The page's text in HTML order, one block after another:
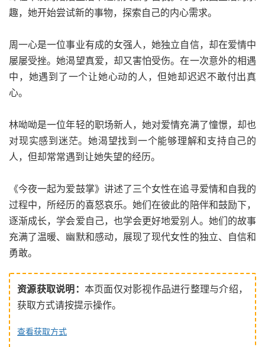
趣，她开始尝试新的事物，探索自己的内心需求。
周一心是一位事业有成的女强人，她独立自信，却在爱情中
屡屡受挫。她渴望真爱，却又害怕受伤。在一次意外的相遇
中，她遇到了一个让她心动的人，但她却迟迟不敢付出真
心。
林呦呦是一位年轻的职场新人，她对爱情充满了憧憬，却也
对现实感到迷茫。她渴望找到一个能够理解和支持自己的
人，但却常常遇到让她失望的经历。
《今夜一起为爱鼓掌》讲述了三个女性在追寻爱情和自我的
过程中，所经历的喜怒哀乐。她们在彼此的陪伴和鼓励下，
逐渐成长，学会爱自己，也学会更好地爱别人。她们的故事
充满了温暖、幽默和感动，展现了现代女性的独立、自信和
勇敢。
资源获取说明： 本页面仅对影视作品进行整理与介绍，
获取方式请按提示操作。
查看获取方式